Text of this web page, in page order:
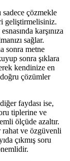
sadece çözmekle
geliştirmelisiniz.
karşınıza
sağlar.
sonra metne
sonra şıklara
kendinize en
doğru çözümler
faydası ise,
tiplerine ve
ölçüde azaltır.
rahat ve özgüvenli
çıkmış soru